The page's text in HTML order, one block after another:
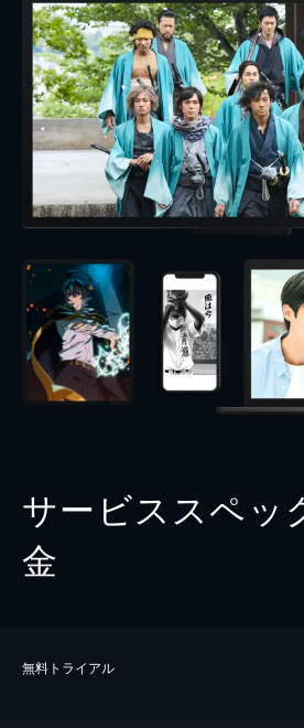
サービススペッ
金
無料トライアル